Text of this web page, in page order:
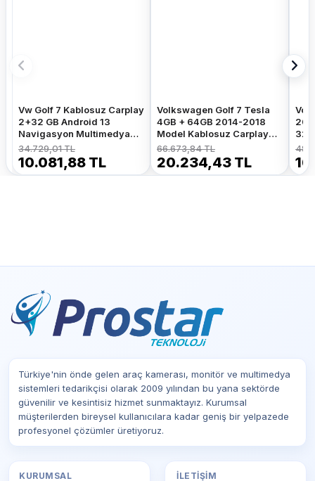
Vw Golf 7 Kablosuz Carplay
2+32 GB Android 13
Navigasyon Multimedya
Sistemi
34.729,01 TL
10.081,88 TL
Volkswagen Golf 7 Tesla
4GB + 64GB 2014-2018
Model Kablosuz Carplay
Navigasyon Qled
Multimedya Sistemi
66.673,84 TL
20.234,43 TL
Türkiye'nin önde gelen araç kamerası, monitör ve multimedya
sistemleri tedarikçisi olarak 2009 yılından bu yana sektörde
güvenilir ve kesintisiz hizmet sunmaktayız. Kurumsal
müşterilerden bireysel kullanıcılara kadar geniş bir yelpazede
profesyonel çözümler üretiyoruz.
KURUMSAL İLETIŞIM